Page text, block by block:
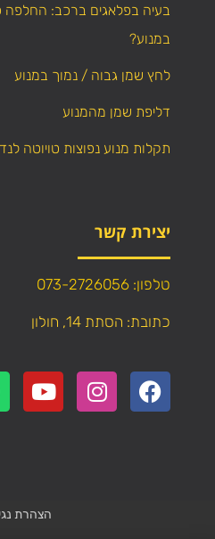
בעיה בפלאגים ברכב: החלפה
במנוע?
לחץ שמן גבוה / נמוך במנוע
דליפת שמן מהמנוע
תקלות מנוע נפוצות טויוטה
יצירת קשר
טלפון: 073-2726056
כתובת: הסתת 14, חולון
הצהרת